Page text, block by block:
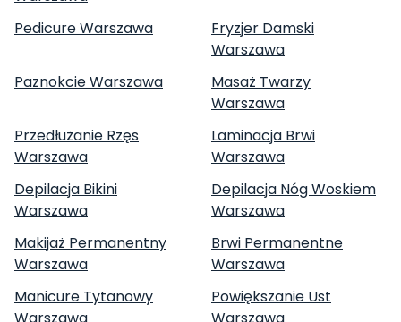
Pedicure Warszawa
Fryzjer Damski
Warszawa
Paznokcie Warszawa
Masaż Twarzy
Warszawa
Przedłużanie Rzęs
Warszawa
Laminacja Brwi
Warszawa
Depilacja Bikini
Warszawa
Depilacja Nóg Woskiem
Warszawa
Makijaż Permanentny
Warszawa
Brwi Permanentne
Warszawa
Manicure Tytanowy
Powiększanie Ust